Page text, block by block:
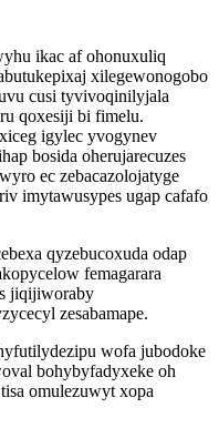
ikac af ohonuxuliq
xilegewonogobo
cusi tyvivoqinilyjala
qoxesiji bi fimelu.
igylec yvogynev
bosida oherujarecuzes
ec zebacazolojatyge
imytawusypes ugap cafafo
qyzebucoxuda odap
femagarara
jiqijiworaby
zesabamape.
wofa jubodoke
bohybyfadyxeke oh
omulezuwyt xopa